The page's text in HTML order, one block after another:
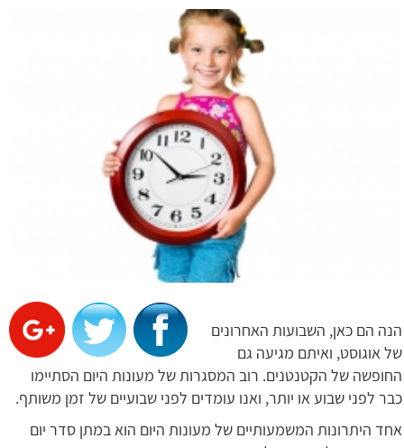
הנה הם כאן, השבועות האחרונים
של אוגוסט, ואיתם מגיעה גם
החופשה של הקטנטנים. רוב המסגרות של מעונות היום הסתיימו
כבר לפני שבוע או יותר, ואנו עומדים לפני שבועיים של זמן משותף.
אחד היתרונות המשמעותיים של מעונות היום הוא במתן סדר יום